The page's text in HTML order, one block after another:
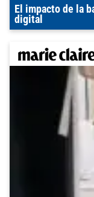
El impacto de la
digital